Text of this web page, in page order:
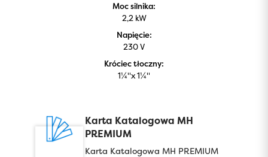
Moc silnika:
2,2 kW
Napięcie:
230 V
Króciec tłoczny:
1¼''x 1¼''
Karta Katalogowa MH
PREMIUM
Karta Katalogowa MH PREMIUM